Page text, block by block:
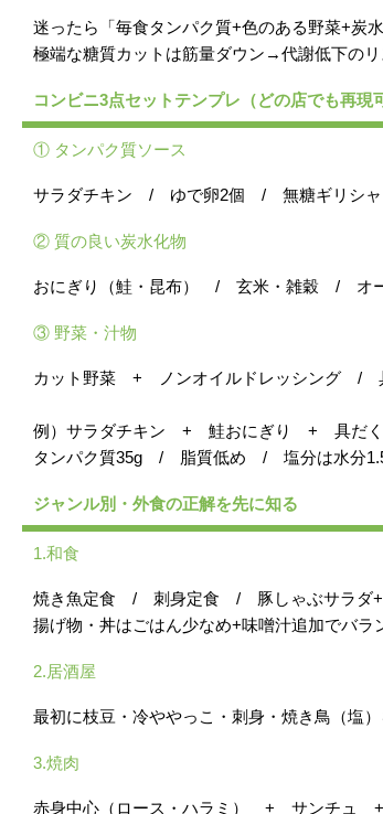
迷ったら「毎食タンパク質+色のある野菜+炭
極端な糖質カットは筋量ダウン→代謝低下のリ
コンビニ3点セットテンプレ（どの店でも再現
① タンパク質ソース
サラダチキン / ゆで卵2個 / 無糖ギリシ
② 質の良い炭水化物
おにぎり（鮭・昆布） / 玄米・雑穀 / オ
③ 野菜・汁物
カット野菜 + ノンオイルドレッシング /
例）サラダチキン + 鮭おにぎり + 具だく
タンパク質35g / 脂質低め / 塩分は水分1.5
ジャンル別・外食の正解を先に知る
1.和食
焼き魚定食 / 刺身定食 / 豚しゃぶサラダ+
揚げ物・丼はごはん少なめ+味噌汁追加でバラ
2.居酒屋
最初に枝豆・冷ややっこ・刺身・焼き鳥（塩
3.焼肉
赤身中心（ロース・ハラミ） + サンチュ